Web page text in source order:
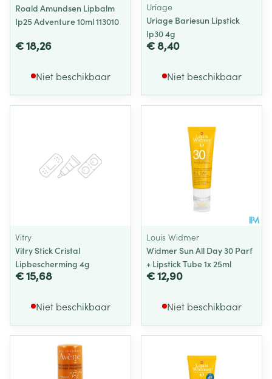
Roald Amundsen Lipbalm
Ip25 Adventure 10ml 113010
€ 18,26
Niet beschikbaar
Uriage
Uriage Bariesun Lipstick
Ip30 4g
€ 8,40
Niet beschikbaar
Vitry
Vitry Stick Cristal
Lipbescherming 4g
€ 15,68
Niet beschikbaar
Louis Widmer
Widmer Sun All Day 30 Parf
+ Lipstick Tube 1x 25ml
€ 12,90
Niet beschikbaar